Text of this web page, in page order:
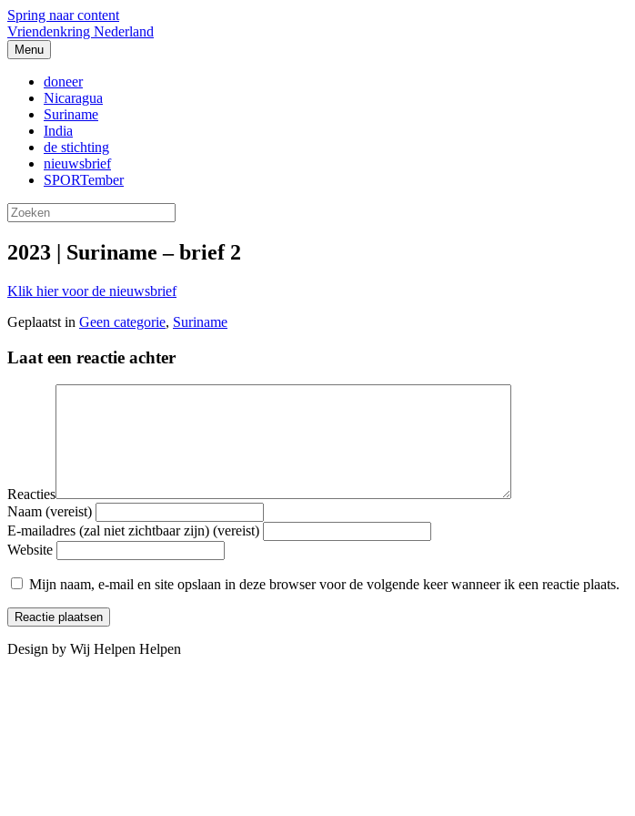
Spring naar content
Vriendenkring Nederland
Menu
doneer
Nicaragua
Suriname
India
de stichting
nieuwsbrief
SPORTember
2023 | Suriname – brief 2
Klik hier voor de nieuwsbrief
Geplaatst in Geen categorie, Suriname
Laat een reactie achter
Reacties
Naam (vereist)
E-mailadres (zal niet zichtbaar zijn) (vereist)
Website
Mijn naam, e-mail en site opslaan in deze browser voor de volgende keer wanneer ik een reactie plaats.
Design by Wij Helpen Helpen